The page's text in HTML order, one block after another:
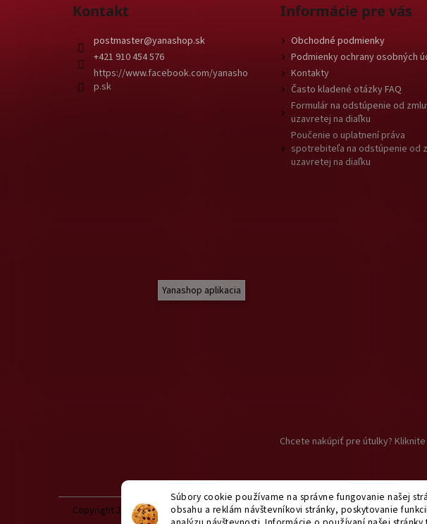
Súbory cookie používame na správne fungovanie našej
obsahu a reklám návštevníkovi stránky, poskytovanie
Kontakt
postmaster@yanashop.sk
+421 910 454 576
https://www.facebook.com/yanasho
p.sk
Informácie pre vás
Obchodné podmienky
Podmienky ochrany osobných
Kontakty
Často kladené otázky FAQ
Formulár na odstúpenie od
uzavretej na diaľku
Poučenie o uplatnení práva
spotrebiteľa na odstúpenie od
uzavretej na diaľku
Yanashop aplikacia
Chcete nakúpiť pre útulky?
Copyright 2026yanashop.sk. Všetky práva vyhradené.Upraviť nastavenie cookies